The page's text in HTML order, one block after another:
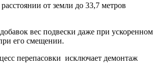
от земли до 33,7 метров
вес подвески даже при ускоренном
его смещении.
перепасовки исключает демонтаж